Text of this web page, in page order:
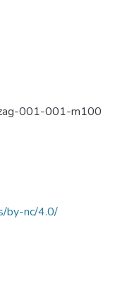
001-001-m100
by-nc/4.0/